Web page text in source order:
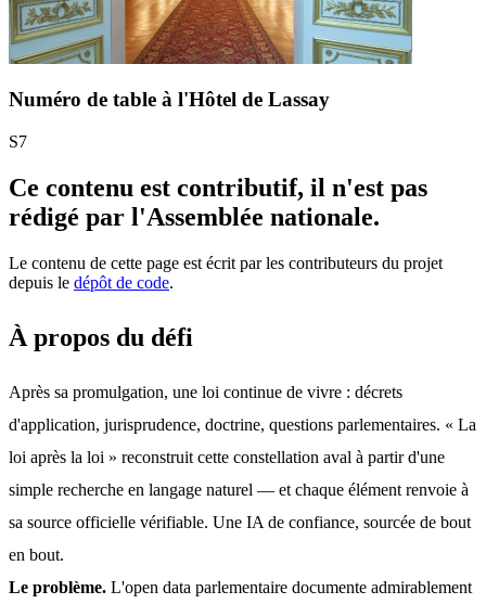
Numéro de table à l'Hôtel de Lassay
S7
Ce contenu est contributif, il n'est pas
rédigé par l'Assemblée nationale.
Le contenu de cette page est écrit par les contributeurs du projet
depuis le dépôt de code.
À propos du défi
Après sa promulgation, une loi continue de vivre : décrets
d'application, jurisprudence, doctrine, questions parlementaires. « La
loi après la loi » reconstruit cette constellation aval à partir d'une
simple recherche en langage naturel — et chaque élément renvoie à
sa source officielle vérifiable. Une IA de confiance, sourcée de bout
en bout.
Le problème. L'open data parlementaire documente admirablement